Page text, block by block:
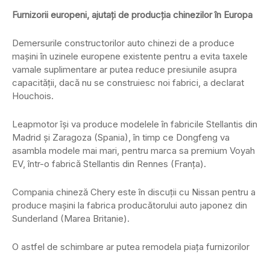
Furnizorii europeni, ajutați de producția chinezilor în Europa
Demersurile constructorilor auto chinezi de a produce
mașini în uzinele europene existente pentru a evita taxele
vamale suplimentare ar putea reduce presiunile asupra
capacității, dacă nu se construiesc noi fabrici, a declarat
Houchois.
Leapmotor își va produce modelele în fabricile Stellantis din
Madrid și Zaragoza (Spania), în timp ce Dongfeng va
asambla modele mai mari, pentru marca sa premium Voyah
EV, într-o fabrică Stellantis din Rennes (Franța).
Compania chineză Chery este în discuții cu Nissan pentru a
produce mașini la fabrica producătorului auto japonez din
Sunderland (Marea Britanie).
O astfel de schimbare ar putea remodela piața furnizorilor